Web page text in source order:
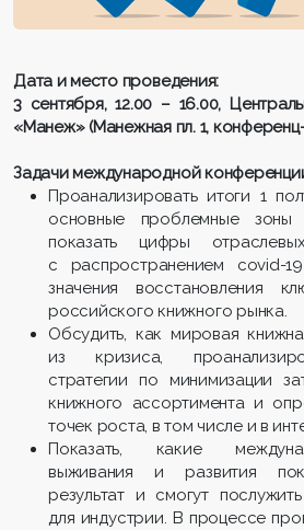
Дата и место проведения:
3 сентября, 12.00 – 16.00,
«Манеж» (Манежная пл. 1,
Задачи международной
Проанализировать итоги 1
основные проблемные зоны
показать цифры
с распространением covid-
значения восстановления
российского книжного рынка.
Обсудить, как мировая
из кризиса,
стратегии по минимизации
книжного ассортимента и
точек роста, в том числе и в
Показать, какие
выживания и развития
результат и смогут
для индустрии. В процессе